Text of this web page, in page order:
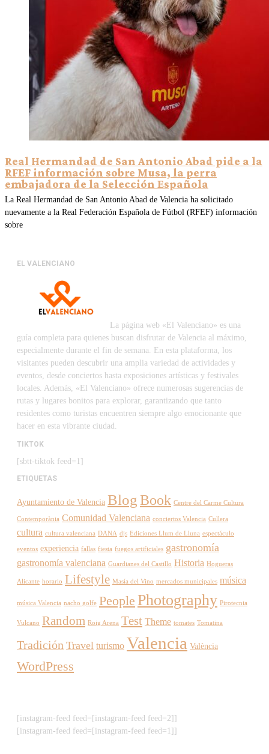
Real Hermandad de San Antonio Abad pide a la
RFEF información sobre Musa, la perra
embajadora de la Selección Española
La Real Hermandad de San Antonio Abad de Valencia ha solicitado
nuevamente a la Real Federación Española de Fútbol (RFEF) información
sobre
EL VALENCIANO
La página web «El Valenciano» es una
guía completa para quienes buscan disfrutar de Valencia al máximo,
especialmente durante el fin de semana. En esta plataforma, los
visitantes pueden descubrir una amplia variedad de actividades y
eventos, desde conciertos hasta exposiciones artísticas y festivales
locales. Además, «El Valenciano» ofrece numerosas sugerencias de
rutas y lugares bonitos para explorar, garantizando que tanto
residentes como turistas encuentren siempre algo emocionante que
hacer en esta vibrante ciudad.
TIKTOK
[sbtt-tiktok feed=1]
ETIQUETAS
Ayuntamiento de Valencia BlogBook Centre del Carme Cultura
Contemporània Comunidad Valenciana conciertos Valencia Cullera
cultura cultura valenciana DANA djs Ediciones Llum de Lluna espectáculo
eventos experiencia fallas fiesta fuegos artificiales gastronomía
gastronomía valenciana Guardianes del Castillo Historia Hogueras
Alicante horario Lifestyle Masía del Vino mercados municipales música
música Valencia nacho golfe People Photography Pirotecnia
Vulcano Random Roig Arena Test Theme tomates Tomatina
Tradición Travel turismo Valencia València
WordPress
[instagram-feed feed=[instagram-feed feed=2]]
[instagram-feed feed=[instagram-feed feed=1]]